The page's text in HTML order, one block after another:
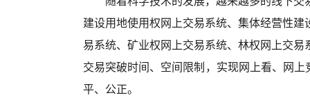
建设用地使用权网上交易系统、集体经营性
易系统、矿业权网上交易系统、林权网上交
交易突破时间、空间限制，实现网上看、网
平、公正。